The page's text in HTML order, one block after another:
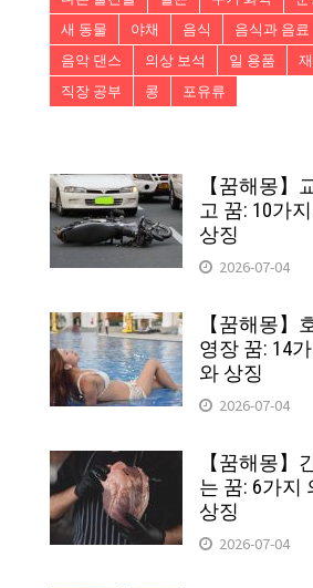
새 동물
야채 음식
음식과 음료
음악 댄스
의상 보석 일 용품
직장 공부
콩 포유류
【꿈해몽】
고 꿈: 10가
상징
2026-07-04
【꿈해몽】
영장 꿈: 14
와 상징
2026-07-04
【꿈해몽】
는 꿈: 6가지
상징
2026-07-04